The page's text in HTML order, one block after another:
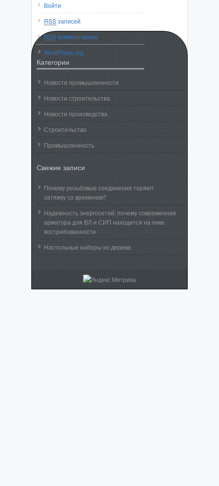
Войти
RSSзаписей
RSSкомментариев
WordPress.org
Категории
Новости промышленности
Новости строительства
Новости производства
Строительство
Промышленность
Свежие записи
Почему резьбовые соединения теряют
затяжку со временем?
Надежность энергосетей: почему современная
арматура для ВЛ и СИП находится на пике
востребованности
Настольные наборы из дерева